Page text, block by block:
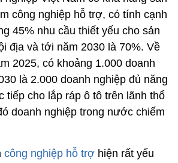
công nghiệp hỗ trợ, có tính cạnh
45% nhu cầu thiết yếu cho sản
địa và tới năm 2030 là 70%. Về
2025, có khoảng 1.000 doanh
là 2.000 doanh nghiệp đủ năng
tiếp cho lắp ráp ô tô trên lãnh thổ
doanh nghiệp trong nước chiếm
công nghiệp hỗ trợ hiện rất yếu